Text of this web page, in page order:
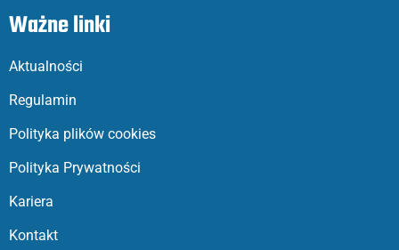
Ważne linki
Aktualności
Regulamin
Polityka plików cookies
Polityka Prywatności
Kariera
Kontakt